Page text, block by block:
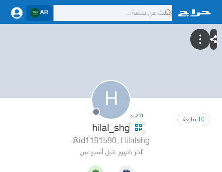
AR
H
10متابعة 0تقييم
hilal_shg
@id1191590_Hilalshg
آخر ظهور قبل أسبوعين